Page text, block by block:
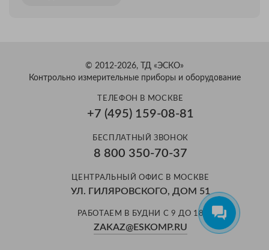
Здравствуйте! Готов помочь
вам. Напишите мне, если у
© 2012-2026, ТД «ЭСКО»
Контрольно измерительные приборы и оборудование
ТЕЛЕФОН В МОСКВЕ
+7 (495) 159-08-81
БЕСПЛАТНЫЙ ЗВОНОК
8 800 350-70-37
ЦЕНТРАЛЬНЫЙ ОФИС В МОСКВЕ
УЛ. ГИЛЯРОВСКОГО, ДОМ 51
РАБОТАЕМ В БУДНИ С 9 ДО 18
ZAKAZ@ESKOMP.RU